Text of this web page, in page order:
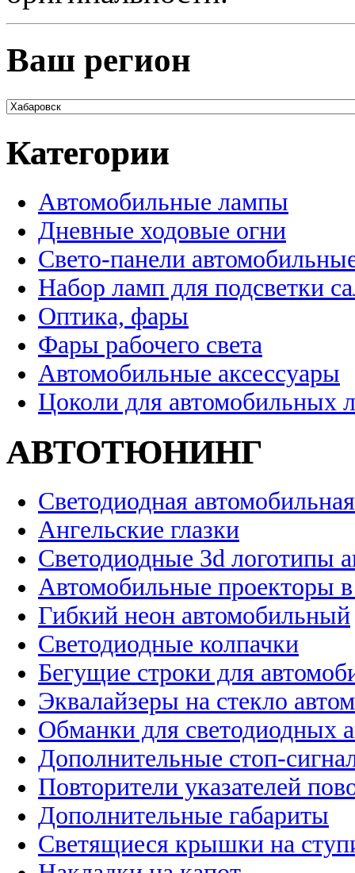
Ваш регион
Категории
Автомобильные лампы
Дневные ходовые огни
Свето-панели
Набор ламп для подсветки
Оптика, фары
Фары рабочего света
Автомобильные аксессуары
Цоколи для автомобильных
АВТОТЮНИНГ
Светодиодная
Ангельские глазки
Светодиодные 3d логотипы
Автомобильные проекторы
Гибкий неон автомобильный
Светодиодные колпачки
Бегущие строки для
Эквалайзеры на стекло
Обманки для светодиодных
Дополнительные стоп-
Повторители указателей
Дополнительные габариты
Светящиеся крышки на